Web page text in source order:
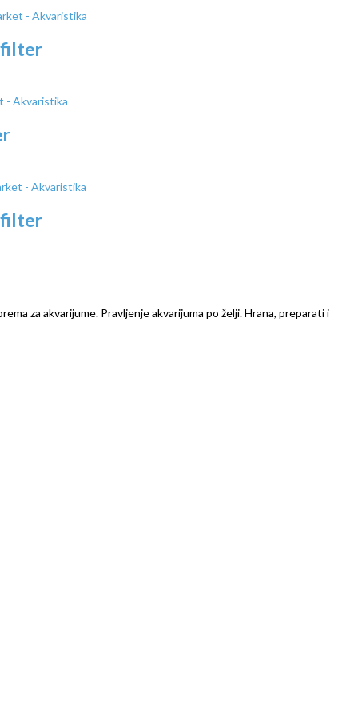
za akvarijume. Pravljenje akvarijuma po želji. Hrana, preparati i